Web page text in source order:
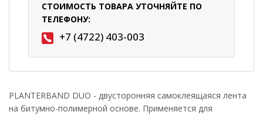
СТОИМОСТЬ ТОВАРА УТОЧНЯЙТЕ ПО
ТЕЛЕФОНУ:
+7 (4722) 403-003
PLANTERBAND DUO - двусторонняя самоклеящаяся лента
на битумно-полимерной основе. Применяется для